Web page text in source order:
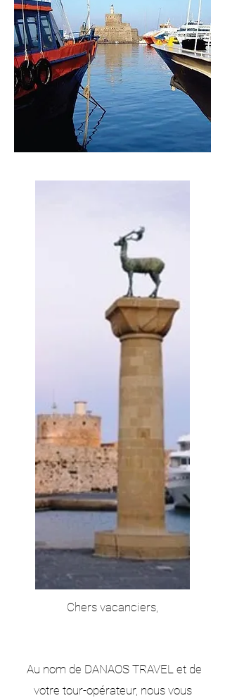
Chers vacanciers,
Au nom de DANAOS TRAVEL et de
votre tour-opérateur, nous vous